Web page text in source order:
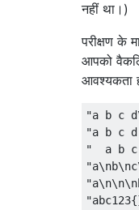
नहीं था।)
परीक्षण के
आपको
आवश्यकता
"a b c
"a b c
"  a b